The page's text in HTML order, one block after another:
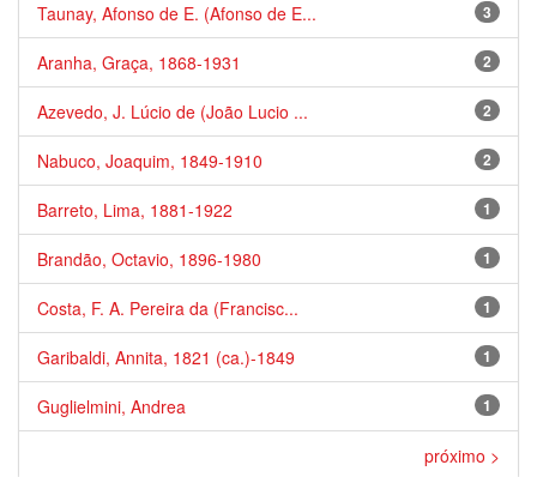
3
Taunay, Afonso de E. (Afonso de E...
2
Aranha, Graça, 1868-1931
2
Azevedo, J. Lúcio de (João Lucio ...
2
Nabuco, Joaquim, 1849-1910
1
Barreto, Lima, 1881-1922
1
Brandão, Octavio, 1896-1980
1
Costa, F. A. Pereira da (Francisc...
1
Garibaldi, Annita, 1821 (ca.)-1849
1
Guglielmini, Andrea
próximo >